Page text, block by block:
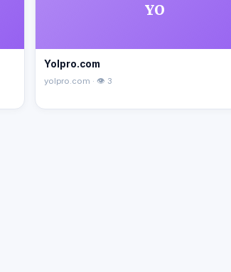
YO
Yolpro.com
yolpro.com · 👁 3